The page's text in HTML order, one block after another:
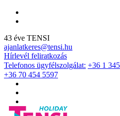
43 éve TENSI
ajanlatkeres@tensi.hu
Hírlevél feliratkozás
Telefonos ügyfélszolgálat: +36 1
+36 70 454 5597